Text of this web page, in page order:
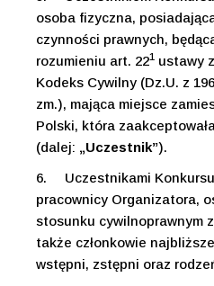
osoba fizyczna,
czynności prawnych,
rozumieniu art. 221 ustawy
Kodeks Cywilny (Dz.U. z
zm.), mająca miejsce
Polski, która
(dalej: „Uczestnik”).
6.
Uczestnikami
pracownicy Organizatora,
stosunku cywilnoprawnym
także członkowie
wstępni, zstępni oraz